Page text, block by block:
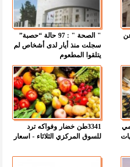
" الصحة " : 97 حالة “حصبة”
سجلت منذ أيار لدى أشخاص لم
يتلقوا المطعوم
3341طن خضار وفواكه ترد
للسوق المركزي الثلاثاء - اسعار